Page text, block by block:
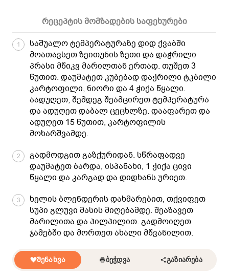
რეცეპტის მომზადების საფეხურები
1
საშუალო ტემპერატურაზე დიდ ქვაბში
მოათავსეთ ზეითუნის ზეთი და დაჭრილი
პრასი მწიკვ მარილთან ერთად. თუშეთ 3
წუთით. დაუმატეთ კუბებად დაჭრილი ტკბილი
კარტოფილი, ნიორი და 4 ჭიქა წყალი.
აადუღეთ, შემდეგ შეამცირეთ ტემპერატურა
და ადუღეთ დაბალ ცეცხლზე. დააფარეთ და
ადუღეთ 15 წუთით, კარტოფილის
მოხარშვამდე.
2
გადმოდგით გაზქურიდან. სწრაფადვე
დაუმატეთ ბარდა, ისპანახი, 1 ჭიქა ცივი
წყალი და კარგად და დიდხანს ურიეთ.
3
ხელის ბლენდერის დახმარებით, თქვიფეთ
სუპი გლუვი მასის მიღებამდე. შეაზავეთ
მარილითა და პილპილით. გადმოიღეთ
ჯამებში და მორთეთ ახალი მწვანილით.
ᲨᲔᲜᲐᲮᲕᲐ ᲑᲔᲭᲓᲕᲐ ᲒᲐᲖᲘᲐᲠᲔᲑᲐ